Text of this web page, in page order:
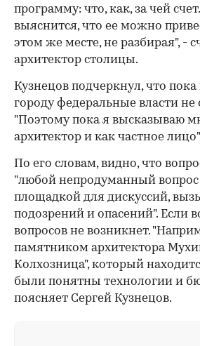
программу: что, как, за чей
выяснится, что ее можно
этом же месте, не разбирая", -
архитектор столицы.
Кузнецов подчеркнул, что
городу федеральные власти не
"Поэтому пока я высказываю
архитектор и как частное
По его словам, видно, что
"любой непродуманный вопрос
площадкой для дискуссий,
подозрений и опасений". Если
вопросов не возникнет.
памятником архитектора
Колхозница", который
были понятны технологии и
поясняет Сергей Кузнецов.